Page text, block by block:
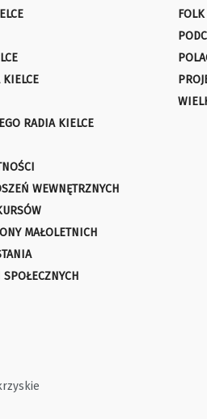
KIELCE
RADIA KIELCE
WEWNĘTRZNYCH
MAŁOLETNICH